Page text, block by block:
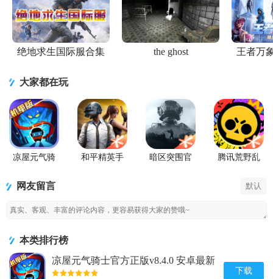
绝地求生国际服合集 the ghost 王者万
大家都在玩
凉屋元气骑
和平精英手
暗区突围官
腾讯荒野乱
网友留言 默认
本类排行榜
凉屋元气骑士官方正版v8.4.0 安卓最新
版
下载